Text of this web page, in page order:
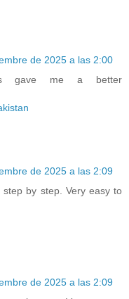
de 2025 a las 2:00
gave me a better
de 2025 a las 2:09
by step. Very easy to
de 2025 a las 2:09